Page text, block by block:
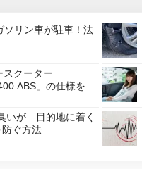
ソリン車が駐車！法
スクーター
ABS」の仕様を変
いが…目的地に着く
防ぐ方法